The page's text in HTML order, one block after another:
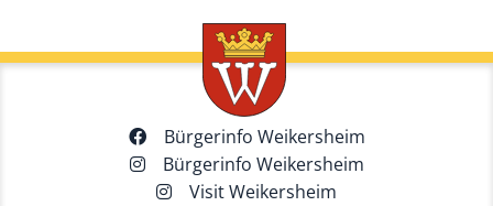
Bürgerinfo Weikersheim
Bürgerinfo Weikersheim
Visit Weikersheim